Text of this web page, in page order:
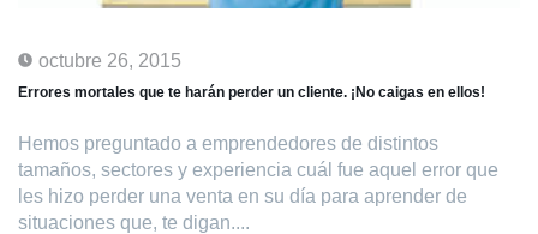
octubre 26, 2015
Errores mortales que te harán perder un cliente. ¡No caigas en ellos!
Hemos preguntado a emprendedores de distintos
tamaños, sectores y experiencia cuál fue aquel error que
les hizo perder una venta en su día para aprender de
situaciones que, te digan....